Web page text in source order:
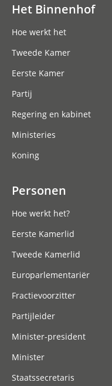
Het Binnenhof
Hoe werkt het
Tweede Kamer
Eerste Kamer
Partij
Regering en kabinet
Ministeries
Koning
Personen
Hoe werkt het?
Eerste Kamerlid
Tweede Kamerlid
Europarlementariër
Fractievoorzitter
Partijleider
Minister-president
Minister
Staatssecretaris